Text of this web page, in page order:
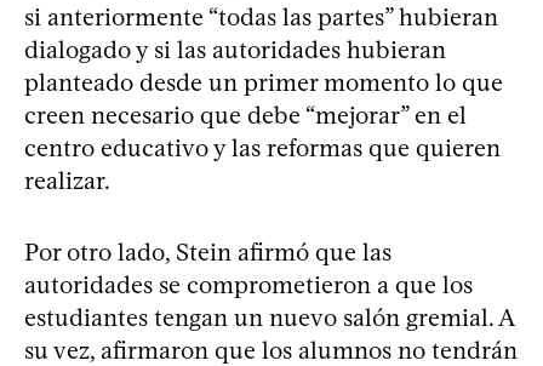
si anteriormente “todas las partes” hubieran
dialogado y si las autoridades hubieran
planteado desde un primer momento lo que
creen necesario que debe “mejorar” en el
centro educativo y las reformas que quieren
realizar.
Por otro lado, Stein afirmó que las
autoridades se comprometieron a que los
estudiantes tengan un nuevo salón gremial. A
su vez, afirmaron que los alumnos no tendrán